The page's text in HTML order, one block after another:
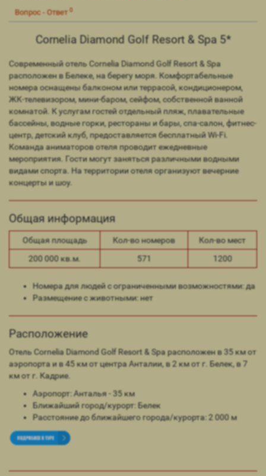
Вопрос - Ответ 0
Cornelia Diamond Golf Resort & Spa 5*
Современный отель Cornelia Diamond Golf Resort & Spa
расположен в Белеке, на берегу моря. Комфортабельные
номера оснащены балконом или террасой, кондиционером,
ЖК-телевизором, мини-баром, сейфом, собственной ванной
комнатой. К услугам гостей отдельный пляж, плавательные
бассейны, водные горки, рестораны и бары, спа-салон, фитнес-
центр, детский клуб, предоставляется бесплатный Wi-Fi.
Команда аниматоров отеля проводит ежедневные
мероприятия. Гости могут заняться различными водными
видами спорта. На территории отеля организуют вечерние
концерты и шоу.
Общая информация
Общая площадь Кол-во номеров
Кол-во мест
200 000 кв.м.
571 1200
Номера для людей с ограниченными возможностями: да
Размещение с животными: нет
Расположение
Отель Cornelia Diamond Golf Resort & Spa расположен в 35 км от
аэропорта и в 45 км от центра Анталии, в 2 км от г. Белек, в 7
км от г. Кадрие.
Аэропорт: Анталья - 35 км
Ближайший город/курорт: Белек
Расстояние до ближайшего города/курорта: 2 000 м